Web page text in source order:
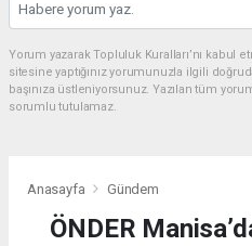
Yorum yazarak Topluluk Kuralları’nı kabul
sitesine yaptığınız yorumunuzla ilgili
başınıza üstleniyorsunuz. Yazılan tüm
sorumlu tutulamaz.
Anasayfa Gündem
ÖNDER